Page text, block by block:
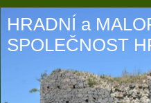
HRADNÍ a
SPOLEČNOST